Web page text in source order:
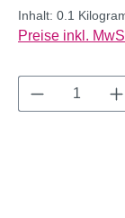
Inhalt: 0.1
Preise inkl.
Produkt